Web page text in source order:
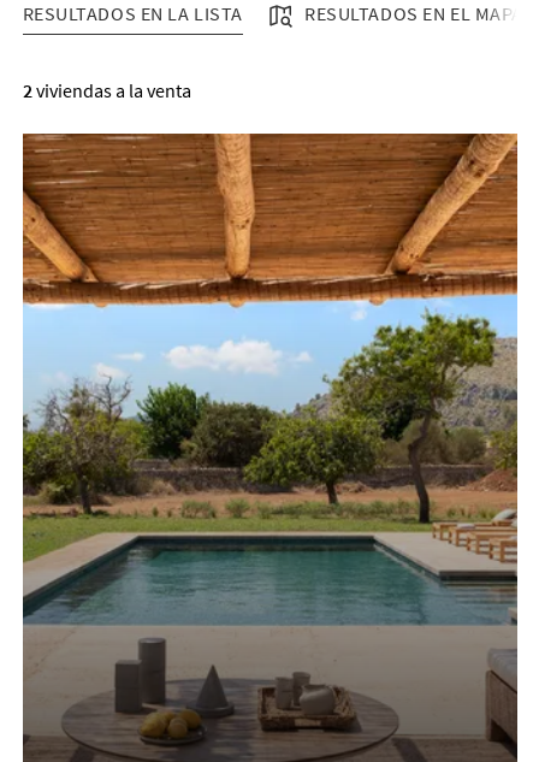
RESULTADOS EN LA LISTA RESULTADOS EN EL MAPA
2 viviendas a la venta